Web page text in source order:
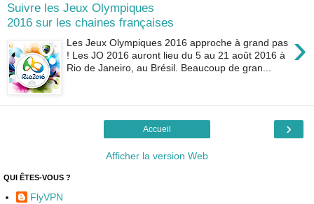
Suivre les Jeux Olympiques
2016 sur les chaines françaises
›
Les Jeux Olympiques 2016 approche à grand pas
! Les JO 2016 auront lieu du 5 au 21 août 2016 à
Rio de Janeiro, au Brésil. Beaucoup de gran...
›
Accueil
Afficher la version Web
QUI ÊTES-VOUS ?
FlyVPN